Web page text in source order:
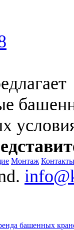
Монтаж Контакты
башенных